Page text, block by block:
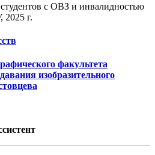
с ОВЗ и инвалидностью
г.
факультета
изобразительного